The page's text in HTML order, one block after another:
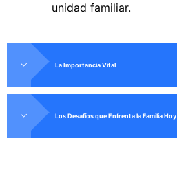
unidad familiar.
La Importancia Vital
Los Desafíos que Enfrenta la Familia Hoy